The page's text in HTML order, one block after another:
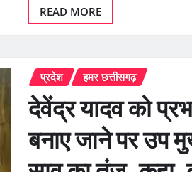
READ MORE
प्रदेश हमर छत्तीसगढ़
देवेंद्र यादव को
बनाए जाने पर उप